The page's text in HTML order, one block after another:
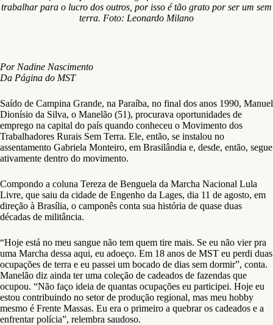
trabalhar para o lucro dos outros, por isso é tão grato por ser um sem
terra. Foto: Leonardo Milano
Por Nadine Nascimento
Da Página do MST
Saído de Campina Grande, na Paraíba, no final dos anos 1990, Manuel
Dionísio da Silva, o Manelão (51), procurava oportunidades de
emprego na capital do país quando conheceu o Movimento dos
Trabalhadores Rurais Sem Terra. Ele, então, se instalou no
assentamento Gabriela Monteiro, em Brasilândia e, desde, então, segue
ativamente dentro do movimento.
Compondo a coluna Tereza de Benguela da Marcha Nacional Lula
Livre, que saiu da cidade de Engenho da Lages, dia 11 de agosto, em
direção à Brasília, o camponês conta sua história de quase duas
décadas de militância.
“Hoje está no meu sangue não tem quem tire mais. Se eu não vier pra
uma Marcha dessa aqui, eu adoeço. Em 18 anos de MST eu perdi duas
ocupações de terra e eu passei um bocado de dias sem dormir”, conta.
Manelão diz ainda ter uma coleção de cadeados de fazendas que
ocupou. “Não faço ideia de quantas ocupações eu participei. Hoje eu
estou contribuindo no setor de produção regional, mas meu hobby
mesmo é Frente Massas. Eu era o primeiro a quebrar os cadeados e a
enfrentar polícia”, relembra saudoso.